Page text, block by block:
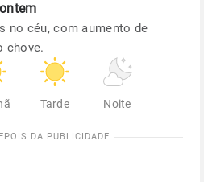
no céu, com aumento de
chove.
Tarde Noite